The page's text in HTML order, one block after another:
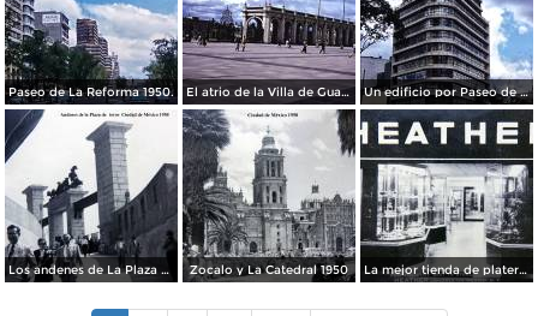
Paseo de La Reforma 1950. El atrio de la Villa de Guadalupe 1950. Un edificio por Paseo de La Reforma 1950
Los andenes de La Plaza de toros Ciudad de México 1950 Zocalo y La Catedral 1950 La mejor tienda de plateria.